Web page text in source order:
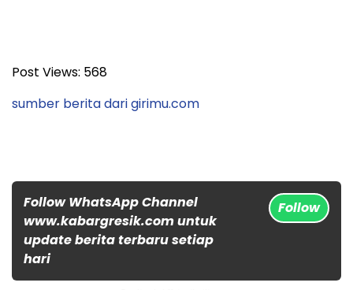
Post Views: 568
sumber berita dari girimu.com
Follow WhatsApp Channel
www.kabargresik.com untuk
update berita terbaru setiap
hari
Follow